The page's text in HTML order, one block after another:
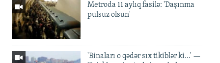
Metroda 11 aylıq fasilə: 'Daşınma
pulsuz olsun'
'Binaları o qədər sıx tikiblər ki...' —